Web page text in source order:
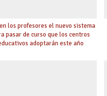
los profesores el nuevo sistema
pasar de curso que los centros
adoptarán este año